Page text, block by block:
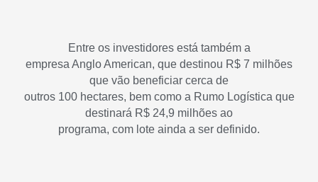
Entre os investidores está também a
empresa Anglo American, que destinou R$ 7 milhões
que vão beneficiar cerca de
outros 100 hectares, bem como a Rumo Logística que
destinará R$ 24,9 milhões ao
programa, com lote ainda a ser definido.